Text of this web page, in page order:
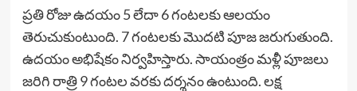
ప్రతి రోజు ఉదయం 5 లేదా 6 గంటలకు ఆలయం
తెరుచుకుంటుంది. 7 గంటలకు మొదటి పూజ జరుగుతుంది.
ఉదయం అభిషేకం నిర్వహిస్తారు. సాయంత్రం మళ్లీ పూజలు
జరిగి రాత్రి 9 గంటల వరకు దర్శనం ఉంటుంది. లక్ష